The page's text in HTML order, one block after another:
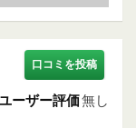
口コミを投稿
ーザー評価無し